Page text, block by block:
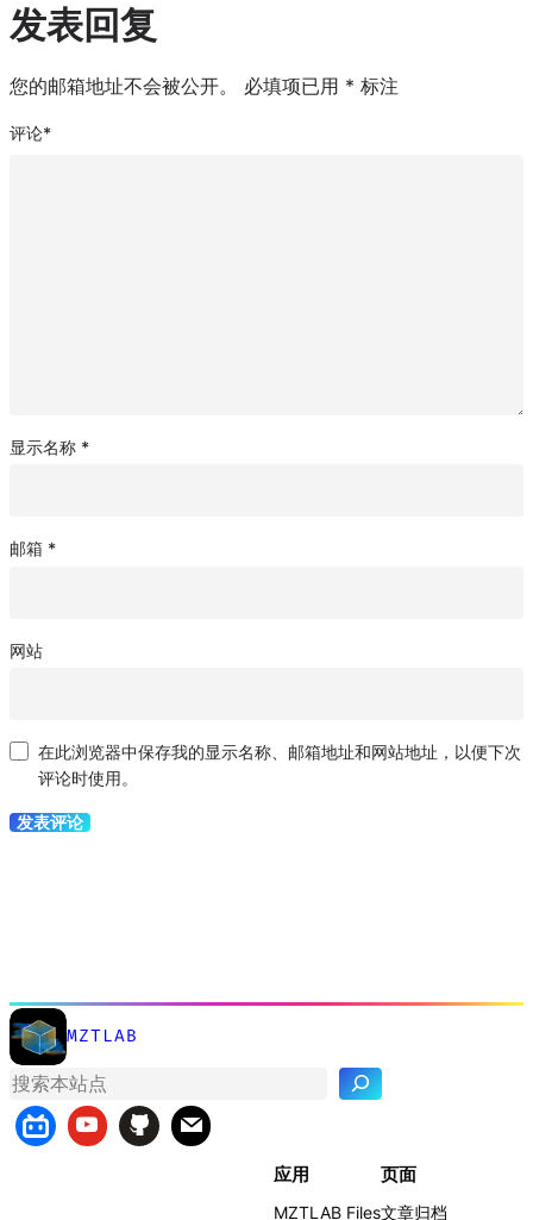
发表回复
您的邮箱地址不会被公开。 必填项已用 * 标注
评论*
显示名称 *
邮箱 *
网站
在此浏览器中保存我的显示名称、邮箱地址和网站地址，以便下次
评论时使用。
MZTLAB
搜
索
应用
MZTLAB Files
页面
文章归档